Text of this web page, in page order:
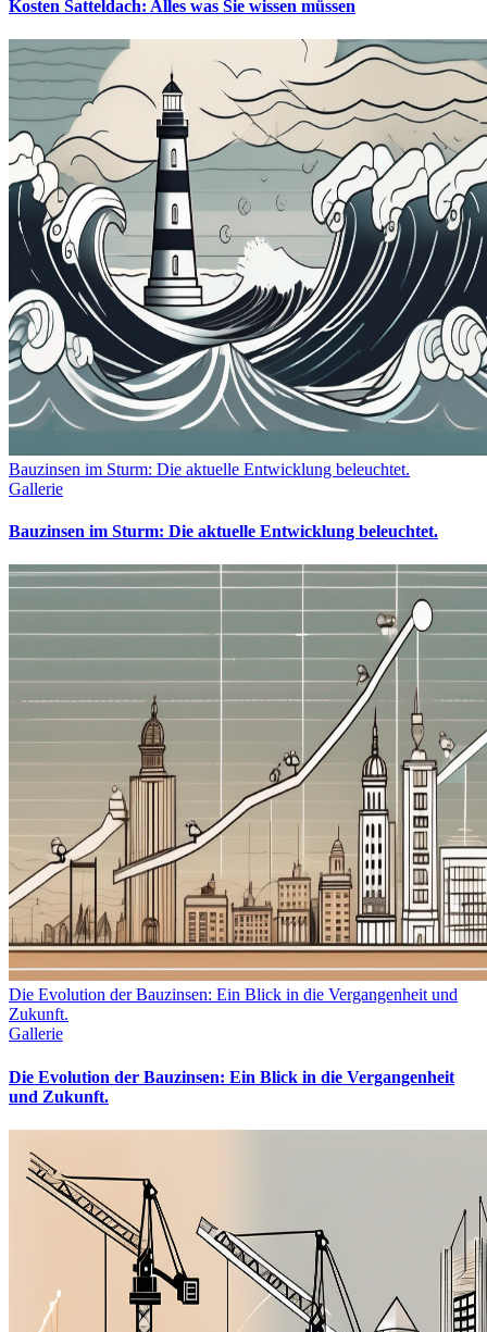
Kosten Satteldach: Alles was Sie wissen müssen
Bauzinsen im Sturm: Die aktuelle Entwicklung beleuchtet.
Gallerie
Bauzinsen im Sturm: Die aktuelle Entwicklung beleuchtet.
Die Evolution der Bauzinsen: Ein Blick in die Vergangenheit und
Zukunft.
Gallerie
Die Evolution der Bauzinsen: Ein Blick in die Vergangenheit
und Zukunft.